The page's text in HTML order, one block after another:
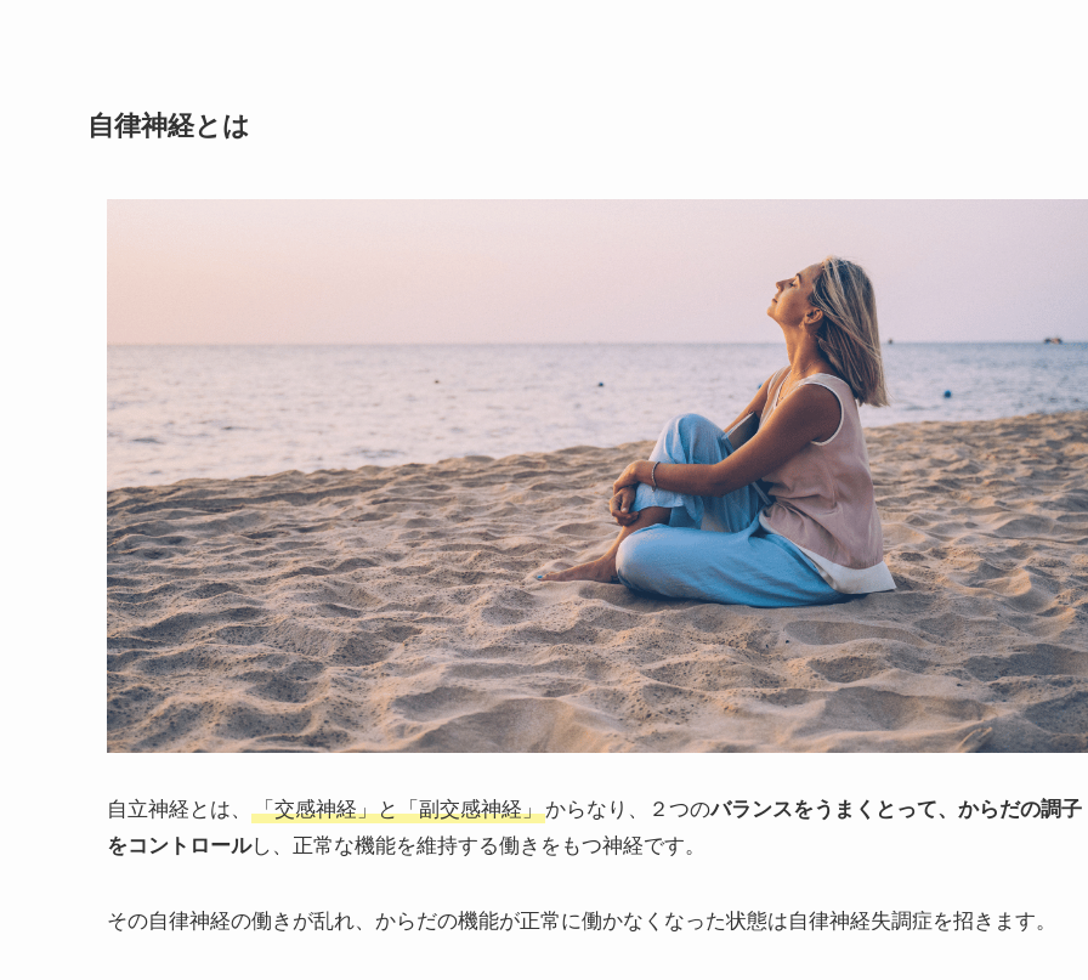
自律神経とは
自立神経とは、 「交感神経」と「副交感神経」からなり、２つのバランスをうまくとって、からだの調子
をコントロールし、正常な機能を維持する働きをもつ神経です。
その自律神経の働きが乱れ、からだの機能が正常に働かなくなった状態は自律神経失調症を招きます。